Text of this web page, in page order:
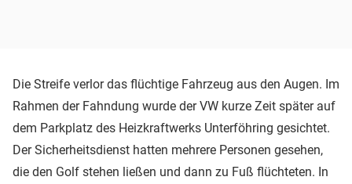
Die Streife verlor das flüchtige Fahrzeug aus den Augen. Im
Rahmen der Fahndung wurde der VW kurze Zeit später auf
dem Parkplatz des Heizkraftwerks Unterföhring gesichtet.
Der Sicherheitsdienst hatten mehrere Personen gesehen,
die den Golf stehen ließen und dann zu Fuß flüchteten. In